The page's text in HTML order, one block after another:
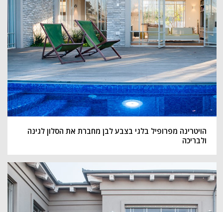
הויטרינה מפרופיל בלגי בצבע לבן מחברת את הסלון לגינה
ולבריכה